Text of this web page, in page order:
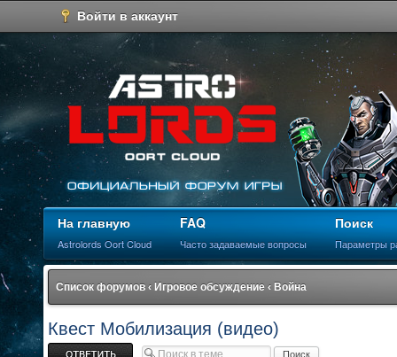
Войти в аккаунт
На главную
Astrolords Oort Cloud
FAQ
Часто задаваемые вопросы
Поиск
Параметры
Список форумов ‹ Игровое обсуждение ‹ Война
Квест Мобилизация (видео)
Ответить